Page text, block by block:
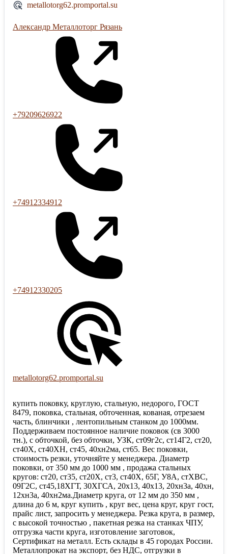
metallotorg62.promportal.su
Александр Металлоторг Рязань
+79209626922
+74912334912
+74912330205
metallotorg62.promportal.su
купить поковку, круглую, стальную, недорого, ГОСТ
8479, поковка, стальная, обточенная, кованая, отрезаем
часть, блинчики , лентопильным станком до 1000мм.
Поддерживаем постоянное наличие поковок (св 3000
тн.), с обточкой, без обточки, УЗК, ст09г2с, ст14Г2, ст20,
ст40Х, ст40ХН, ст45, 40хн2ма, ст65. Вес поковки,
стоимость резки, уточняйте у менеджера. Диаметр
поковки, от 350 мм до 1000 мм , продажа стальных
кругов: ст20, ст35, ст20Х, ст3, ст40Х, 65Г, У8А, стХВС,
09Г2С, ст45,18ХГТ, 30ХГСА, 20х13, 40х13, 20хн3а, 40хн,
12хн3а, 40хн2ма.Диаметр круга, от 12 мм до 350 мм ,
длина до 6 м, круг купить , круг вес, цена круг, круг гост,
прайс лист, запросить у менеджера. Резка круга, в размер,
с высокой точностью , пакетная резка на станках ЧПУ,
отгрузка части круга, изготовление заготовок,
Сертификат на металл. Есть склады в 45 городах России.
Металлопрокат на экспорт, без НДС, отгрузки в